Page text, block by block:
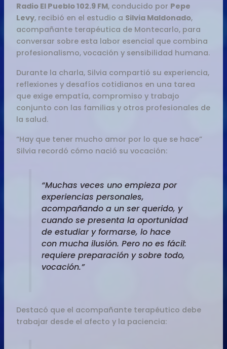
Radio El Pueblo 102.9 FM, conducido por Pepe
Levy, recibió en el estudio a Silvia Maldonado,
acompañante terapéutica de Montecarlo, para
conversar sobre esta labor esencial que combina
profesionalismo, vocación y sensibilidad humana.
Durante la charla, Silvia compartió su experiencia,
reflexiones y desafíos cotidianos en una tarea
que exige empatía, compromiso y trabajo
conjunto con las familias y otros profesionales de
la salud.
“Hay que tener mucho amor por lo que se hace”
Silvia recordó cómo nació su vocación:
“Muchas veces uno empieza por
experiencias personales,
acompañando a un ser querido, y
cuando se presenta la oportunidad
de estudiar y formarse, lo hace
con mucha ilusión. Pero no es fácil:
requiere preparación y sobre todo,
vocación.”
Destacó que el acompañante terapéutico debe
trabajar desde el afecto y la paciencia: